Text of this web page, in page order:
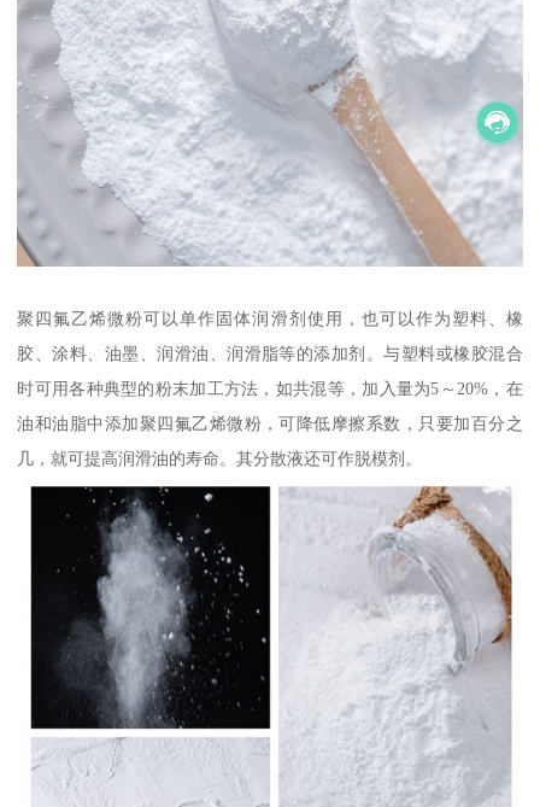
聚四氟乙烯微粉可以单作固体润滑剂使用，也可以作为塑料、橡
胶、涂料、油墨、润滑油、润滑脂等的添加剂。与塑料或橡胶混合
时可用各种典型的粉末加工方法，如共混等，加入量为5～20%，在
油和油脂中添加聚四氟乙烯微粉，可降低摩擦系数，只要加百分之
几，就可提高润滑油的寿命。其分散液还可作脱模剂。